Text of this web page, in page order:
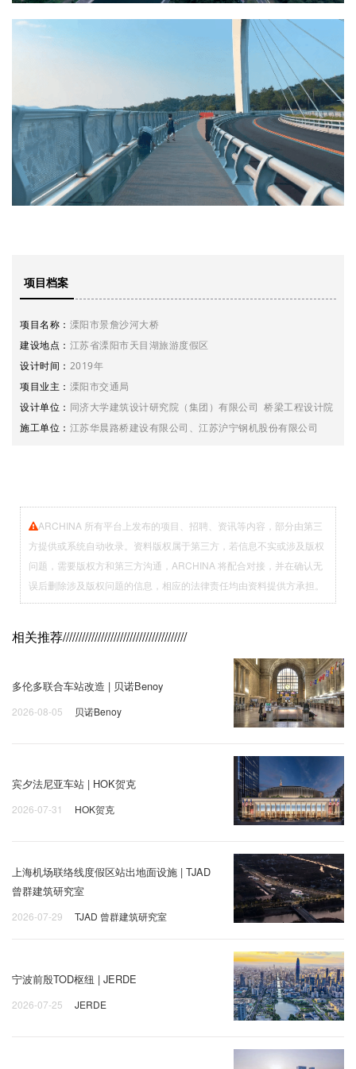
项目档案
项目名称： 溧阳市景詹沙河大桥
建设地点： 江苏省溧阳市天目湖旅游度假区
设计时间： 2019年
项目业主： 溧阳市交通局
设计单位： 同济大学建筑设计研究院（集团）有限公司 桥梁工程设计院
施工单位： 江苏华晨路桥建设有限公司、江苏沪宁钢机股份有限公司
ARCHINA 所有平台上发布的项目、招聘、资讯等内容，部分由第三
方提供或系统自动收录。资料版权属于第三方，若信息不实或涉及版权
问题，需要版权方和第三方沟通，ARCHINA 将配合对接，并在确认无
误后删除涉及版权问题的信息，相应的法律责任均由资料提供方承担。
相关推荐///////////////////////////////////////
多伦多联合车站改造 | 贝诺Benoy
2026-08-05 贝诺Benoy
宾夕法尼亚车站 | HOK贺克
2026-07-31 HOK贺克
上海机场联络线度假区站出地面设施 | TJAD
曾群建筑研究室
2026-07-29 TJAD 曾群建筑研究室
宁波前殷TOD枢纽 | JERDE
2026-07-25 JERDE